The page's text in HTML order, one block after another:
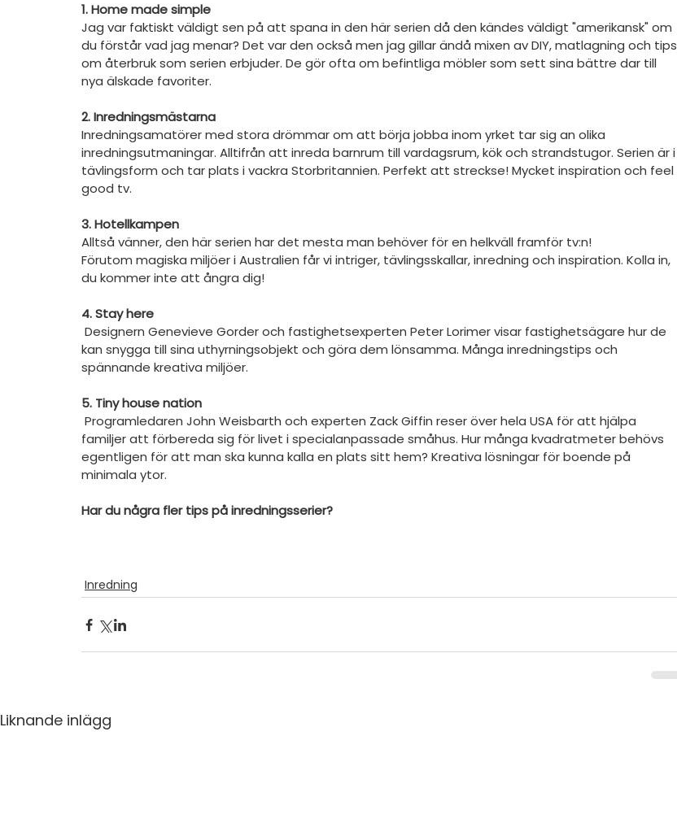
1. Home made simple
Jag var faktiskt väldigt sen på att spana in den här serien då den kändes väldigt "amerikansk" om
du förstår vad jag menar? Det var den också men jag gillar ändå mixen av DIY, matlagning och tips
om återbruk som serien erbjuder. De gör ofta om befintliga möbler som sett sina bättre dar till
nya älskade favoriter.
2. Inredningsmästarna
Inredningsamatörer med stora drömmar om att börja jobba inom yrket tar sig an olika
inredningsutmaningar. Alltifrån att inreda barnrum till vardagsrum, kök och strandstugor. Serien är i
tävlingsform och tar plats i vackra Storbritannien. Perfekt att streckse! Mycket inspiration och feel
good tv.
3. Hotellkampen
Alltså vänner, den här serien har det mesta man behöver för en helkväll framför tv:n!
Förutom magiska miljöer i Australien får vi intriger, tävlingsskallar, inredning och inspiration. Kolla in,
du kommer inte att ångra dig!
4. Stay here
kan snygga till sina uthyrningsobjekt och göra dem lönsamma. Många inredningstips och
spännande kreativa miljöer.
5. Tiny house nation
familjer att förbereda sig för livet i specialanpassade småhus. Hur många kvadratmeter behövs
egentligen för att man ska kunna kalla en plats sitt hem? Kreativa lösningar för boende på
minimala ytor.
Har du några fler tips på inredningsserier?
Inredning
Liknande inlägg